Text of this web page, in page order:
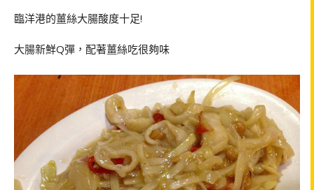
臨洋港的薑絲大腸酸度十足!
大腸新鮮Q彈，配著薑絲吃很夠味